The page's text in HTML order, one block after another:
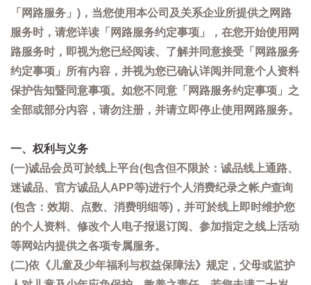
「网路服务」)，当您使用本公司及关系企业所提供之网路
服务时，请您详读「网路服务约定事项」，在您开始使用网
路服务时，即视为您已经阅读、了解并同意接受「网路服务
约定事项」所有内容，并视为您已确认详阅并同意个人资料
保护告知暨同意事项。如您不同意「网路服务约定事项」之
全部或部分内容，请勿注册，并请立即停止使用网路服务。
一、权利与义务
(一)诚品会员可於线上平台(包含但不限於：诚品线上通路、
迷诚品、官方诚品人APP等)进行个人消费纪录之帐户查询
(包含：效期、点数、消费明细等)，并可於线上即时维护您
的个人资料、修改个人电子报退订阅、参加指定之线上活动
等网站内提供之各项专属服务。
(二)依《儿童及少年福利与权益保障法》规定，父母或监护